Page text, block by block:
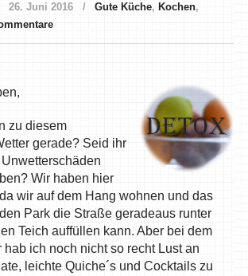
26. Juni 2016 Gute Küche, Kochen,
zu diesem
gerade? Seid ihr
Wir haben hier
wir auf dem Hang wohnen und das
Park die Straße geradeaus runter
Teich auffüllen kann. Aber bei dem
hab ich noch nicht so recht Lust an
leichte Quiche´s und Cocktails zu